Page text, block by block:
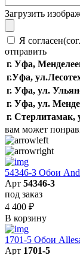
Загрузить
Я
отправить
г. Уфа,
г.Уфа,
г. Уфа, ул.
г. Уфа, ул.
г. Стерлитамак,
вам может
54346-3 Обои
Арт 54346-3
под заказ
4 400 ₽
В корзину
1701-5 Обои
Арт 1701-5